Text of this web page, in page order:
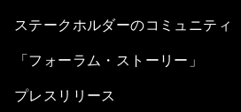
ステークホルダーのコミュニティ
「フォーラム・ストーリー」
プレスリリース